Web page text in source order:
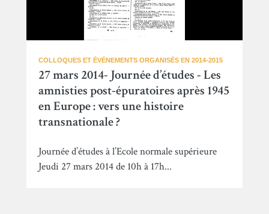
COLLOQUES ET ÉVÉNEMENTS ORGANISÉS EN 2014-2015
27 mars 2014- Journée d’études - Les
amnisties post-épuratoires après 1945
en Europe : vers une histoire
transnationale ?
Journée d’études à l’Ecole normale supérieure
Jeudi 27 mars 2014 de 10h à 17h...